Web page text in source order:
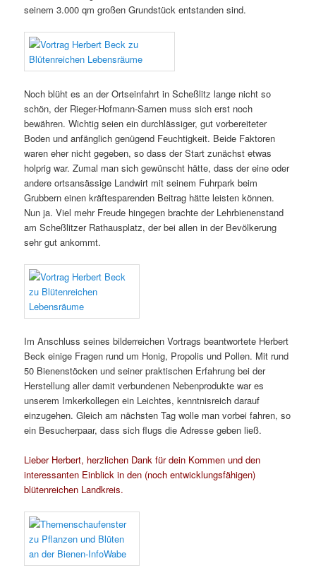
seinem 3.000 qm großen Grundstück entstanden sind.
Noch blüht es an der Ortseinfahrt in Scheßlitz lange nicht so
schön, der Rieger-Hofmann-Samen muss sich erst noch
bewähren. Wichtig seien ein durchlässiger, gut vorbereiteter
Boden und anfänglich genügend Feuchtigkeit. Beide Faktoren
waren eher nicht gegeben, so dass der Start zunächst etwas
holprig war. Zumal man sich gewünscht hätte, dass der eine oder
andere ortsansässige Landwirt mit seinem Fuhrpark beim
Grubbern einen kräftesparenden Beitrag hätte leisten können.
Nun ja. Viel mehr Freude hingegen brachte der Lehrbienenstand
am Scheßlitzer Rathausplatz, der bei allen in der Bevölkerung
sehr gut ankommt.
Im Anschluss seines bilderreichen Vortrags beantwortete Herbert
Beck einige Fragen rund um Honig, Propolis und Pollen. Mit rund
50 Bienenstöcken und seiner praktischen Erfahrung bei der
Herstellung aller damit verbundenen Nebenprodukte war es
unserem Imkerkollegen ein Leichtes, kenntnisreich darauf
einzugehen. Gleich am nächsten Tag wolle man vorbei fahren, so
ein Besucherpaar, dass sich flugs die Adresse geben ließ.
Lieber Herbert, herzlichen Dank für dein Kommen und den
interessanten Einblick in den (noch entwicklungsfähigen)
blütenreichen Landkreis.